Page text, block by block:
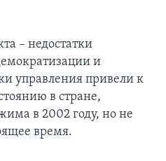
– недостатки
и
управления привели к
в стране,
в 2002 году, но не
время.